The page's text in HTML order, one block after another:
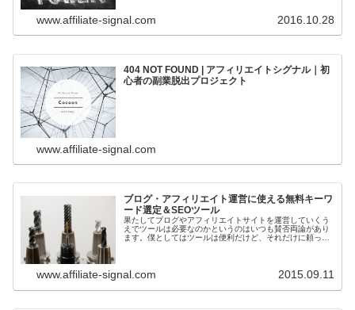
www.affiliate-signal.com 2016.10.28
404 NOT FOUND | アフィリエイトシグナル｜初
心者の副業脱出プロジェクト
www.affiliate-signal.com
ブログ・アフィリエイト運営に使える無料キーワ
ード選定＆SEOツール
果たしてブログやアフィリエイトサイトを運営していくう
えでツールは必要なのかというのはいつも賛否両論があり
ます。僕としてはツールは便利だけど、それだけに頼った
www.affiliate-signal.com 2015.09.11